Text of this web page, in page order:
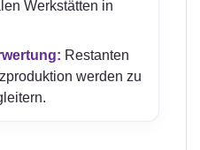
Werkstätten in
Restanten
werden zu